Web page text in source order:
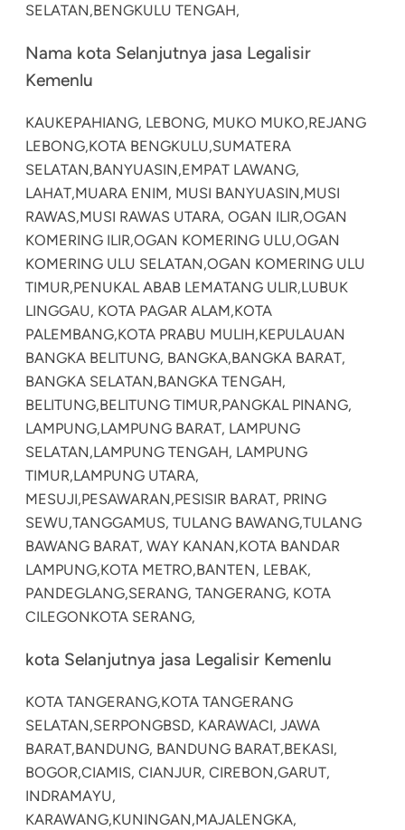
SELATAN,BENGKULU TENGAH,
Nama kota Selanjutnya jasa Legalisir
Kemenlu
KAUKEPAHIANG, LEBONG, MUKO MUKO,REJANG
LEBONG,KOTA BENGKULU,SUMATERA
SELATAN,BANYUASIN,EMPAT LAWANG,
LAHAT,MUARA ENIM, MUSI BANYUASIN,MUSI
RAWAS,MUSI RAWAS UTARA, OGAN ILIR,OGAN
KOMERING ILIR,OGAN KOMERING ULU,OGAN
KOMERING ULU SELATAN,OGAN KOMERING ULU
TIMUR,PENUKAL ABAB LEMATANG ULIR,LUBUK
LINGGAU, KOTA PAGAR ALAM,KOTA
PALEMBANG,KOTA PRABU MULIH,KEPULAUAN
BANGKA BELITUNG, BANGKA,BANGKA BARAT,
BANGKA SELATAN,BANGKA TENGAH,
BELITUNG,BELITUNG TIMUR,PANGKAL PINANG,
LAMPUNG,LAMPUNG BARAT, LAMPUNG
SELATAN,LAMPUNG TENGAH, LAMPUNG
TIMUR,LAMPUNG UTARA,
MESUJI,PESAWARAN,PESISIR BARAT, PRING
SEWU,TANGGAMUS, TULANG BAWANG,TULANG
BAWANG BARAT, WAY KANAN,KOTA BANDAR
LAMPUNG,KOTA METRO,BANTEN, LEBAK,
PANDEGLANG,SERANG, TANGERANG, KOTA
CILEGONKOTA SERANG,
kota Selanjutnya jasa Legalisir Kemenlu
KOTA TANGERANG,KOTA TANGERANG
SELATAN,SERPONGBSD, KARAWACI, JAWA
BARAT,BANDUNG, BANDUNG BARAT,BEKASI,
BOGOR,CIAMIS, CIANJUR, CIREBON,GARUT,
INDRAMAYU,
KARAWANG,KUNINGAN,MAJALENGKA,